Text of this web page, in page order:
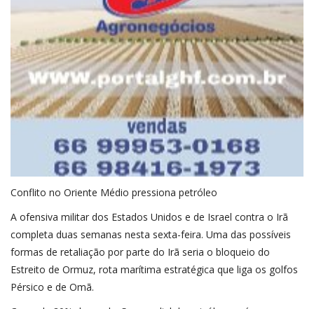
Conflito no Oriente Médio pressiona petróleo
A ofensiva militar dos Estados Unidos e de Israel contra o Irã
completa duas semanas nesta sexta-feira. Uma das possíveis
formas de retaliação por parte do Irã seria o bloqueio do
Estreito de Ormuz, rota marítima estratégica que liga os golfos
Pérsico e de Omã.